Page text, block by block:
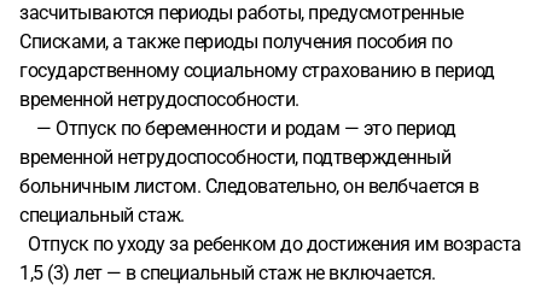
засчитываются периоды работы, предусмотренные
Списками, а также периоды получения пособия по
государственному социальному страхованию в период
временной нетрудоспособности.
— Отпуск по беременности и родам — это период
временной нетрудоспособности, подтвержденный
больничным листом. Следовательно, он велбчается в
специальный стаж.
Отпуск по уходу за ребенком до достижения им возраста
1,5 (3) лет — в специальный стаж не включается.